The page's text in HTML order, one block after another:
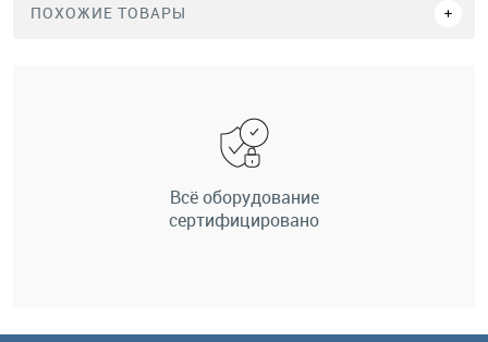
ПОХОЖИЕ ТОВАРЫ
Всё оборудование
сертифицировано